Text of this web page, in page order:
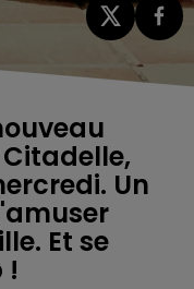
Un
Et se
!